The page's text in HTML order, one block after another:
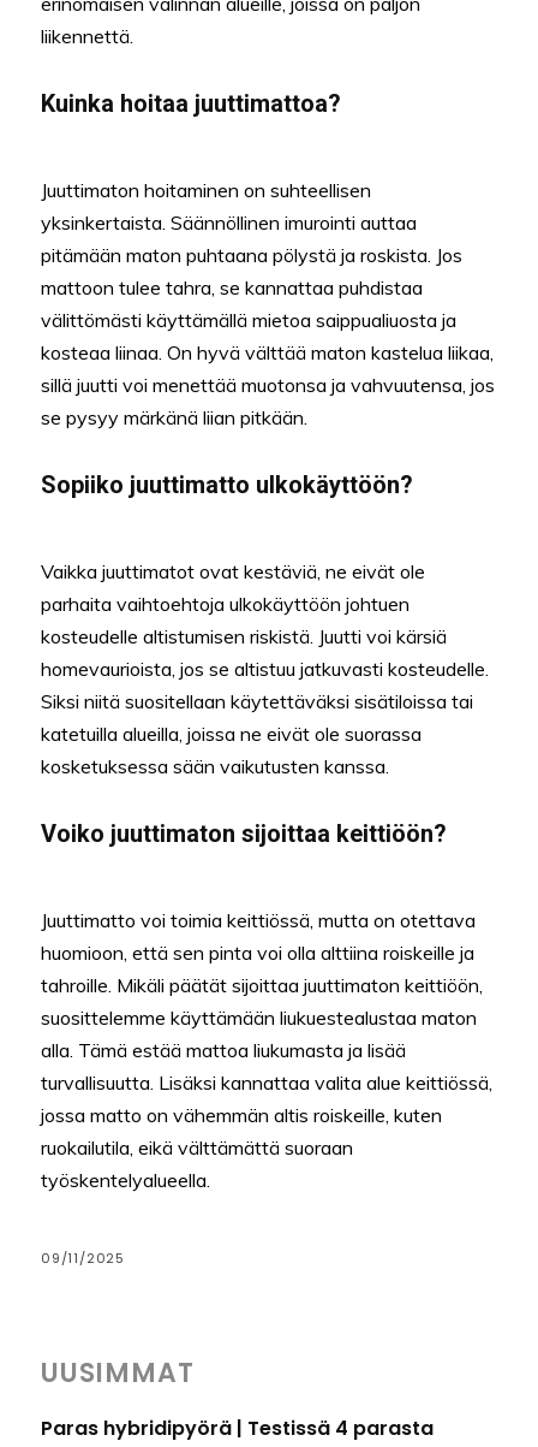
liikennettä.
Kuinka hoitaa juuttimattoa?
Juuttimaton hoitaminen on suhteellisen
yksinkertaista. Säännöllinen imurointi auttaa
pitämään maton puhtaana pölystä ja roskista. Jos
mattoon tulee tahra, se kannattaa puhdistaa
välittömästi käyttämällä mietoa saippualiuosta ja
kosteaa liinaa. On hyvä välttää maton kastelua liikaa,
sillä juutti voi menettää muotonsa ja vahvuutensa, jos
se pysyy märkänä liian pitkään.
Sopiiko juuttimatto ulkokäyttöön?
Vaikka juuttimatot ovat kestäviä, ne eivät ole
parhaita vaihtoehtoja ulkokäyttöön johtuen
kosteudelle altistumisen riskistä. Juutti voi kärsiä
homevaurioista, jos se altistuu jatkuvasti kosteudelle.
Siksi niitä suositellaan käytettäväksi sisätiloissa tai
katetuilla alueilla, joissa ne eivät ole suorassa
kosketuksessa sään vaikutusten kanssa.
Voiko juuttimaton sijoittaa keittiöön?
Juuttimatto voi toimia keittiössä, mutta on otettava
huomioon, että sen pinta voi olla alttiina roiskeille ja
tahroille. Mikäli päätät sijoittaa juuttimaton keittiöön,
suosittelemme käyttämään liukuestealustaa maton
alla. Tämä estää mattoa liukumasta ja lisää
turvallisuutta. Lisäksi kannattaa valita alue keittiössä,
jossa matto on vähemmän altis roiskeille, kuten
ruokailutila, eikä välttämättä suoraan
työskentelyalueella.
09/11/2025
UUSIMMAT
Paras hybridipyörä | Testissä 4 parasta